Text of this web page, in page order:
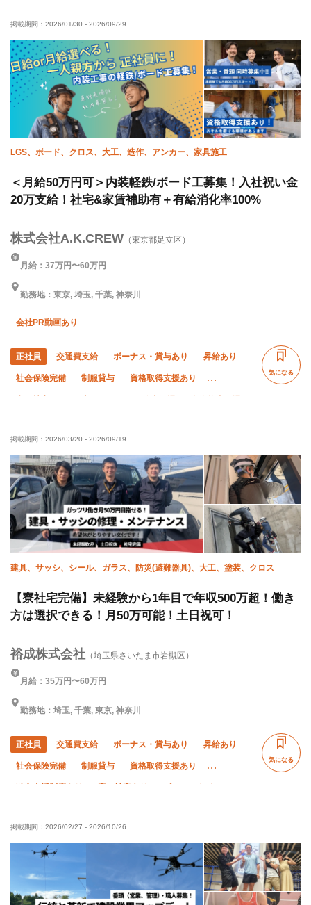
50代以上活躍中 残業月10時間以下
年末年始休暇 転勤なし
掲載期間： 2026/01/30 - 2026/09/29
LGS、ボード、クロス、大工、造作、アンカー、家具施工
＜月給50万円可＞内装軽鉄/ボード工募集！入社祝い金
20万支給！社宅&家賃補助有＋有給消化率100%
株式会社A.K.CREW （東京都足立区）
月給：37万円〜60万円
勤務地：東京, 埼玉, 千葉, 神奈川
会社PR動画あり
正社員 交通費支給 ボーナス・賞与あり 昇給あり
社会保険完備 制服貸与 資格取得支援あり
年末年始休暇 転勤なし
気になる
掲載期間： 2026/03/20 - 2026/09/19
建具、サッシ、シール、ガラス、防災(避難器具)、大工、塗装、クロス
【寮社宅完備】未経験から1年目で年収500万超！働き
方は選択できる！月50万可能！土日祝可！
裕成株式会社 （埼玉県さいたま市岩槻区）
月給：35万円〜60万円
勤務地：埼玉, 千葉, 東京, 神奈川
正社員 交通費支給 ボーナス・賞与あり 昇給あり
社会保険完備 制服貸与 資格取得支援あり
夏季休暇 年末年始休暇
車・バイク通勤OK 夜勤あり 土日休み
気になる
掲載期間： 2026/02/27 - 2026/10/26